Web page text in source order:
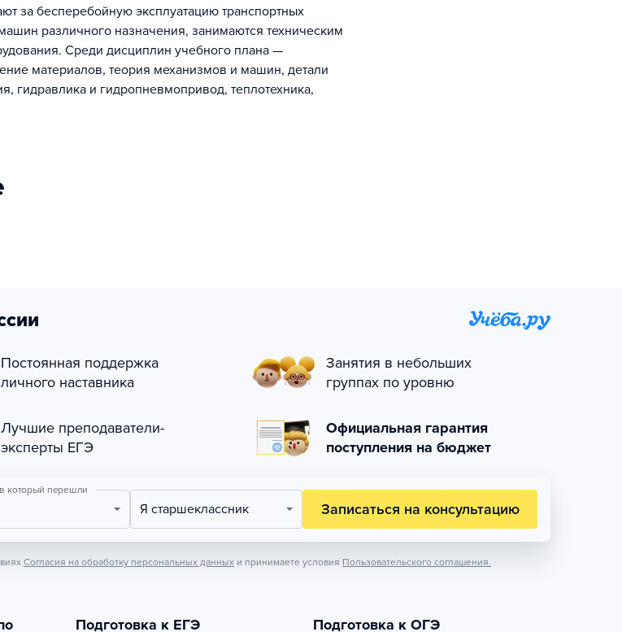
за бесперебойную эксплуатацию транспортных
различного назначения, занимаются техническим
Среди дисциплин учебного плана —
материалов, теория механизмов и машин, детали
гидравлика и гидропневмопривод, теплотехника,
Постоянная поддержка
личного наставника
Занятия в небольших
группах по уровню
Лучшие преподаватели-
эксперты ЕГЭ
Официальная гарантия
поступления на бюджет
который перешли
Я старшеклассник Записаться на консультацию
Согласия на обработку персональных данных и принимаете условия Пользовательского соглашения.
Подготовка к ЕГЭ Подготовка к ОГЭ